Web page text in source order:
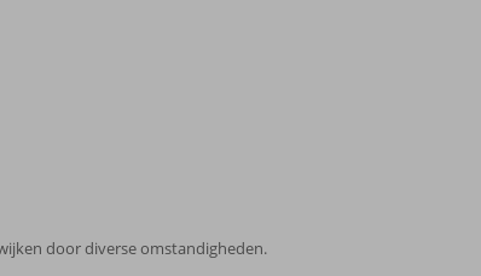
door diverse omstandigheden.